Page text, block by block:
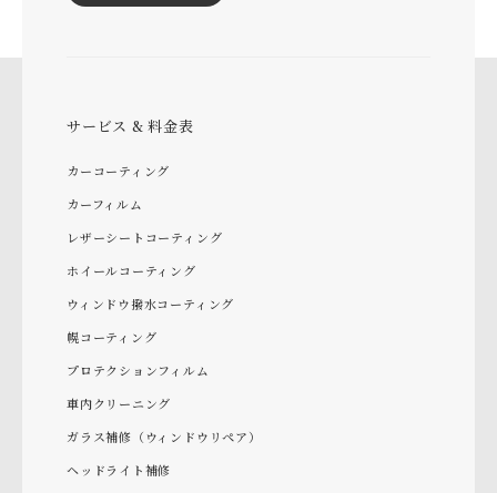
サービス & 料金表
カーコーティング
カーフィルム
レザーシートコーティング
ホイールコーティング
ウィンドウ撥水コーティング
幌コーティング
プロテクションフィルム
車内クリーニング
ガラス補修（ウィンドウリペア）
ヘッドライト補修